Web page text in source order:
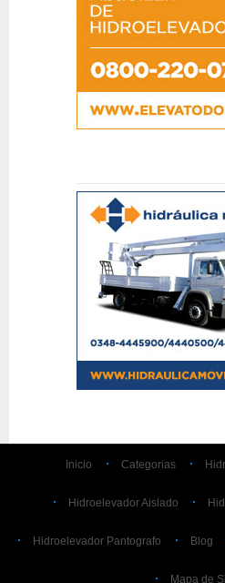
Inicio Categorias
Hidroelevador Aislado
Hidroelevador Pantografo Blog
Mapa de